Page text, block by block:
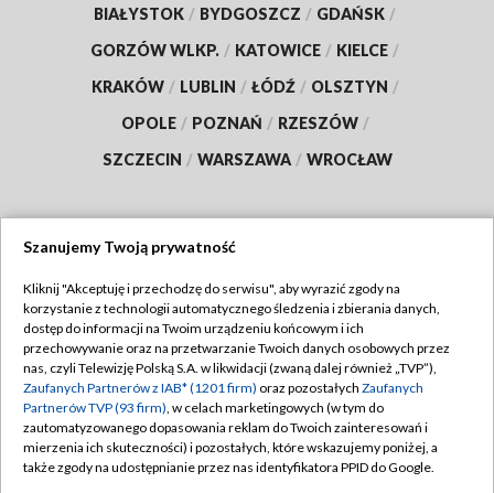
BIAŁYSTOK / BYDGOSZCZ / GDAŃSK /
GORZÓW WLKP. / KATOWICE / KIELCE /
KRAKÓW / LUBLIN / ŁÓDŹ / OLSZTYN /
OPOLE / POZNAŃ / RZESZÓW /
SZCZECIN / WARSZAWA / WROCŁAW
TVP
Abonament TVP
Emisja w TVP
Centrum informacji TVP
Naziemna Telewizja Cyfrowa
Regulamin TVP
Polityka prywatności
Moje zgody
Pomoc
Szanujemy Twoją prywatność
Kliknij "Akceptuję i przechodzę do serwisu", aby wyrazić zgody na
korzystanie z technologii automatycznego śledzenia i zbierania danych,
dostęp do informacji na Twoim urządzeniu końcowym i ich
przechowywanie oraz na przetwarzanie Twoich danych osobowych przez
nas, czyli Telewizję Polską S.A. w likwidacji (zwaną dalej również „TVP”),
Zaufanych Partnerów z IAB* (1201 firm) oraz pozostałych Zaufanych
Partnerów TVP (93 firm), w celach marketingowych (w tym do
zautomatyzowanego dopasowania reklam do Twoich zainteresowań i
mierzenia ich skuteczności) i pozostałych, które wskazujemy poniżej, a
także zgody na udostępnianie przez nas identyfikatora PPID do Google.